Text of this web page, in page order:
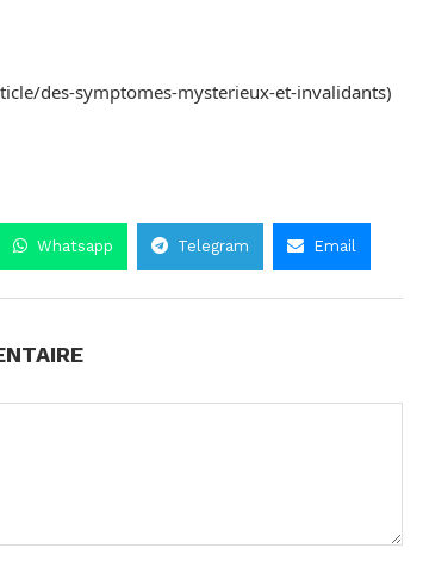
des-symptomes-mysterieux-et-invalidants)
Whatsapp Telegram Email